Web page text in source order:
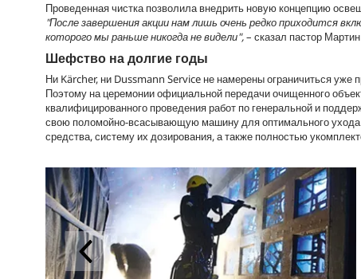
Проведенная чистка позволила внедрить новую концепцию
"После завершения акции нам лишь очень редко приходится
которого мы раньше никогда не видели",– сказал пастор
Шефство на долгие годы
Ни Kärcher, ни Dussmann Service не намерены ограничиться уже
Поэтому на церемонии официальной передачи очищенного
квалифицированного проведения работ по генеральной и
свою поломойно-всасывающую машину для оптимального ухода
средства, систему их дозирования, а также полностью